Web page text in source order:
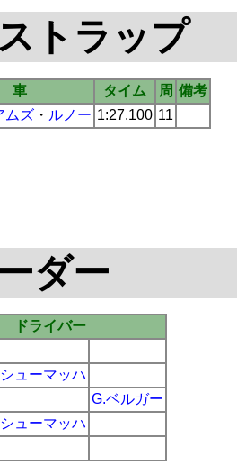
トラップ
車 タイム 周 備考
ムズ ・ ルノー 1:27.100 11
ダー
ドライバー
ューマッハ
G.ベルガー
ューマッハ